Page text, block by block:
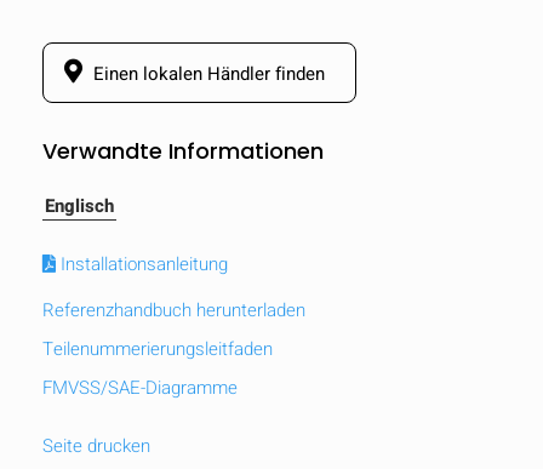
Einen lokalen Händler finden
Verwandte Informationen
Englisch
Installationsanleitung
Referenzhandbuch herunterladen
Teilenummerierungsleitfaden
FMVSS/SAE-Diagramme
Seite drucken